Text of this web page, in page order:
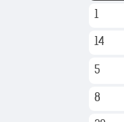
1
14
5
8